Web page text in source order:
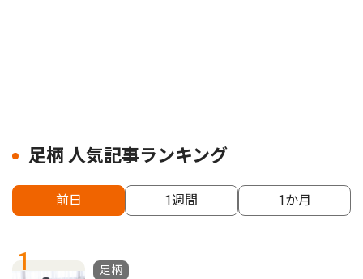
足柄 人気記事ランキング
前日 1週間 1か月
1
足柄